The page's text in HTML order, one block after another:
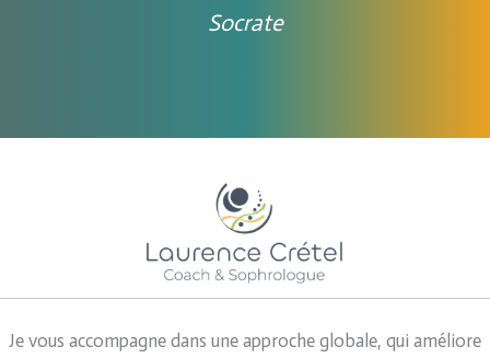
Socrate
Je vous accompagne dans une approche globale, qui améliore